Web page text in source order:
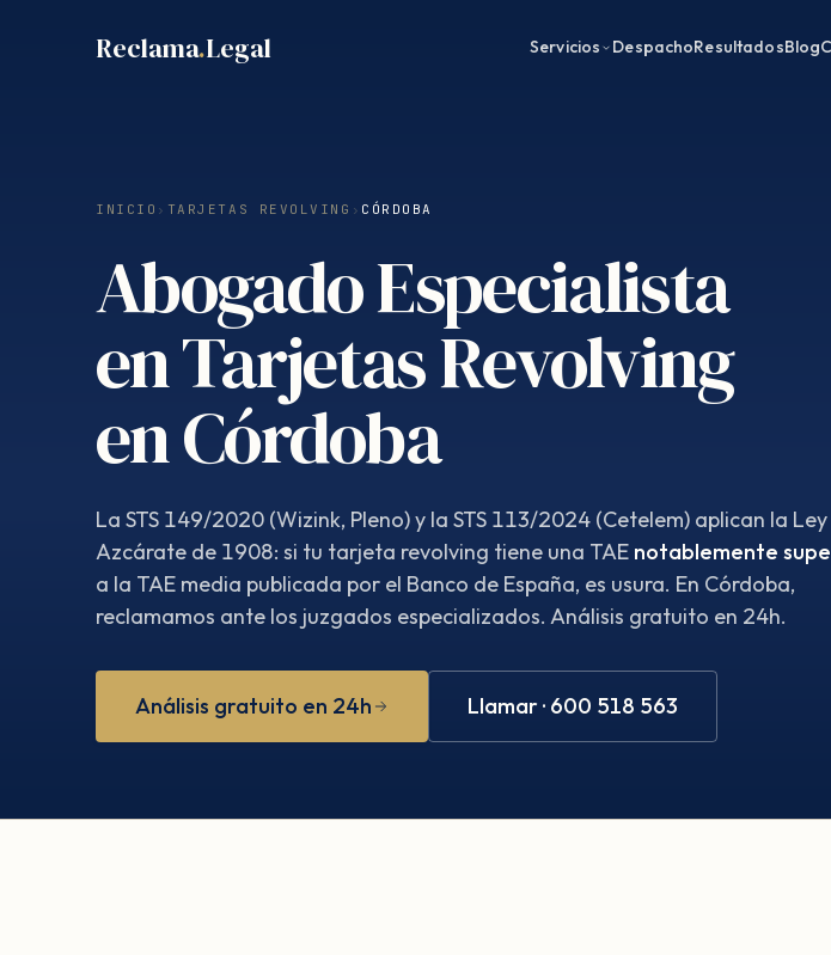
Reclama.Legal Servicios DespachoResultadosBlog
INICIO › TARJETAS REVOLVING › CÓRDOBA
Abogado Especialista
en Tarjetas Revolving
en Córdoba
La STS 149/2020 (Wizink, Pleno) y la STS 113/2024 (Cetelem) aplican la Ley
Azcárate de 1908: si tu tarjeta revolving tiene una TAE notablemente
a la TAE media publicada por el Banco de España, es usura. En Córdoba,
reclamamos ante los juzgados especializados. Análisis gratuito en 24h.
Análisis gratuito en 24h Llamar · 600 518 563